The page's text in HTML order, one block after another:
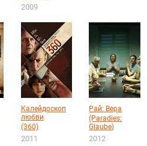
2009
Калейдоскоп
любви
(360)
2011
Рай: Вера
(Paradies:
Glaube)
2012